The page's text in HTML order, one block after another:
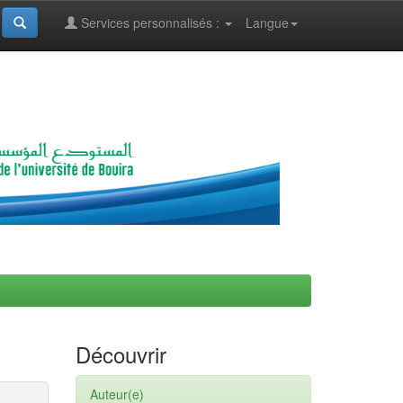
Langue
Services personnalisés :
Découvrir
Auteur(e)